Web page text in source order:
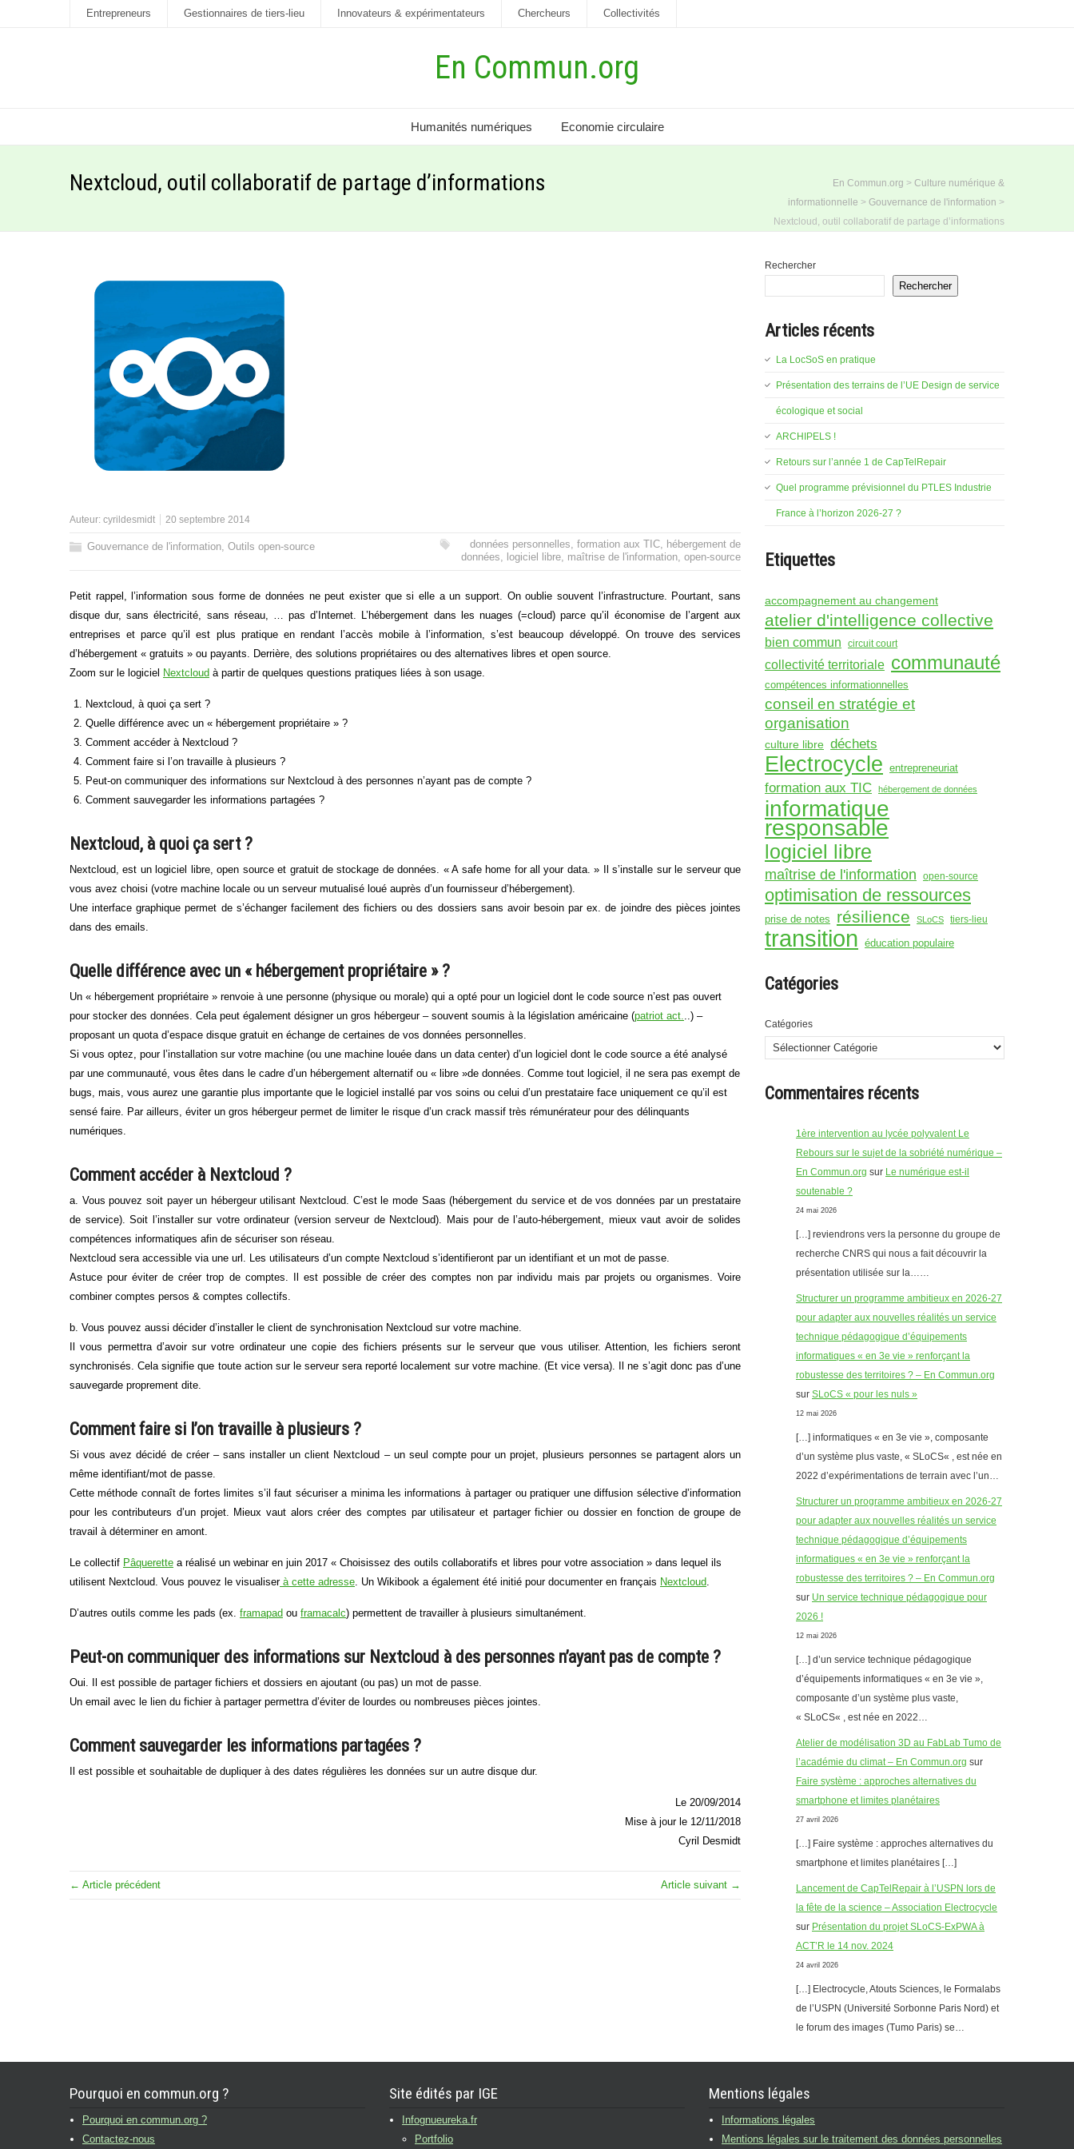
Entrepreneurs Gestionnaires de tiers-lieu Innovateurs & expérimentateurs Chercheurs Collectivités
En Commun.org
Humanités numériques Economie circulaire
Nextcloud, outil collaboratif de partage d’informations En Commun.org > Culture numérique &
informationnelle > Gouvernance de l'information >
Nextcloud, outil collaboratif de partage d’informations
Auteur: cyrildesmidt 20 septembre 2014
Gouvernance de l'information, Outils open-source données personnelles, formation aux TIC, hébergement de
données, logiciel libre, maîtrise de l'information, open-source
Petit rappel, l’information sous forme de données ne peut exister que si elle a un support. On oublie souvent l’infrastructure. Pourtant, sans
disque dur, sans électricité, sans réseau, … pas d’Internet. L’hébergement dans les nuages (=cloud) parce qu’il économise de l’argent aux
entreprises et parce qu’il est plus pratique en rendant l’accès mobile à l’information, s’est beaucoup développé. On trouve des services
d’hébergement « gratuits » ou payants. Derrière, des solutions propriétaires ou des alternatives libres et open source.
Zoom sur le logiciel Nextcloud à partir de quelques questions pratiques liées à son usage.
Nextcloud, à quoi ça sert ?
Quelle différence avec un « hébergement propriétaire » ?
Comment accéder à Nextcloud ?
Comment faire si l’on travaille à plusieurs ?
Peut-on communiquer des informations sur Nextcloud à des personnes n’ayant pas de compte ?
Comment sauvegarder les informations partagées ?
Nextcloud, à quoi ça sert ?
Nextcloud, est un logiciel libre, open source et gratuit de stockage de données. « A safe home for all your data. » Il s’installe sur le serveur que
vous avez choisi (votre machine locale ou un serveur mutualisé loué auprès d’un fournisseur d’hébergement).
Une interface graphique permet de s’échanger facilement des fichiers ou des dossiers sans avoir besoin par ex. de joindre des pièces jointes
dans des emails.
Quelle différence avec un « hébergement propriétaire » ?
Un « hébergement propriétaire » renvoie à une personne (physique ou morale) qui a opté pour un logiciel dont le code source n’est pas ouvert
pour stocker des données. Cela peut également désigner un gros hébergeur – souvent soumis à la législation américaine (patriot act...) –
proposant un quota d’espace disque gratuit en échange de certaines de vos données personnelles.
Si vous optez, pour l’installation sur votre machine (ou une machine louée dans un data center) d’un logiciel dont le code source a été analysé
par une communauté, vous êtes dans le cadre d’un hébergement alternatif ou « libre »de données. Comme tout logiciel, il ne sera pas exempt de
bugs, mais, vous aurez une garantie plus importante que le logiciel installé par vos soins ou celui d’un prestataire face uniquement ce qu’il est
sensé faire. Par ailleurs, éviter un gros hébergeur permet de limiter le risque d’un crack massif très rémunérateur pour des délinquants
numériques.
Comment accéder à Nextcloud ?
a. Vous pouvez soit payer un hébergeur utilisant Nextcloud. C’est le mode Saas (hébergement du service et de vos données par un prestataire
de service). Soit l’installer sur votre ordinateur (version serveur de Nextcloud). Mais pour de l’auto-hébergement, mieux vaut avoir de solides
compétences informatiques afin de sécuriser son réseau.
Nextcloud sera accessible via une url. Les utilisateurs d’un compte Nextcloud s’identifieront par un identifiant et un mot de passe.
Astuce pour éviter de créer trop de comptes. Il est possible de créer des comptes non par individu mais par projets ou organismes. Voire
combiner comptes persos & comptes collectifs.
b. Vous pouvez aussi décider d’installer le client de synchronisation Nextcloud sur votre machine.
Il vous permettra d’avoir sur votre ordinateur une copie des fichiers présents sur le serveur que vous utiliser. Attention, les fichiers seront
synchronisés. Cela signifie que toute action sur le serveur sera reporté localement sur votre machine. (Et vice versa). Il ne s’agit donc pas d’une
sauvegarde proprement dite.
Comment faire si l’on travaille à plusieurs ?
Si vous avez décidé de créer – sans installer un client Nextcloud – un seul compte pour un projet, plusieurs personnes se partagent alors un
même identifiant/mot de passe.
Cette méthode connaît de fortes limites s’il faut sécuriser a minima les informations à partager ou pratiquer une diffusion sélective d’information
pour les contributeurs d’un projet. Mieux vaut alors créer des comptes par utilisateur et partager fichier ou dossier en fonction de groupe de
travail à déterminer en amont.
Le collectif Pâquerette a réalisé un webinar en juin 2017 « Choisissez des outils collaboratifs et libres pour votre association » dans lequel ils
utilisent Nextcloud. Vous pouvez le visualiserà cette adresse. Un Wikibook a également été initié pour documenter en français Nextcloud.
D’autres outils comme les pads (ex. framapad ou framacalc) permettent de travailler à plusieurs simultanément.
Peut-on communiquer des informations sur Nextcloud à des personnes n’ayant pas de compte ?
Oui. Il est possible de partager fichiers et dossiers en ajoutant (ou pas) un mot de passe.
Un email avec le lien du fichier à partager permettra d’éviter de lourdes ou nombreuses pièces jointes.
Comment sauvegarder les informations partagées ?
Il est possible et souhaitable de dupliquer à des dates régulières les données sur un autre disque dur.
Le 20/09/2014
Mise à jour le 12/11/2018
Cyril Desmidt
← Article précédent Article suivant →
Rechercher
Rechercher
Articles récents
La LocSoS en pratique
Présentation des terrains de l’UE Design de service
écologique et social
ARCHIPELS !
Retours sur l’année 1 de CapTelRepair
Quel programme prévisionnel du PTLES Industrie
France à l’horizon 2026-27 ?
Etiquettes
accompagnement au changement
atelier d'intelligence collective
bien commun circuit court
collectivité territoriale communauté
compétences informationnelles
conseil en stratégie et
organisation
culture libre déchets
Electrocycle entrepreneuriat
formation aux TIC hébergement de données
informatique
responsable
logiciel libre
maîtrise de l'information open-source
optimisation de ressources
prise de notes résilience SLoCS tiers-lieu
transition éducation populaire
Catégories
Catégories
Commentaires récents
1ère intervention au lycée polyvalent Le
Rebours sur le sujet de la sobriété numérique –
En Commun.org sur Le numérique est-il
soutenable ?
24 mai 2026
[…] reviendrons vers la personne du groupe de
recherche CNRS qui nous a fait découvrir la
présentation utilisée sur la……
Structurer un programme ambitieux en 2026-27
pour adapter aux nouvelles réalités un service
technique pédagogique d’équipements
informatiques « en 3e vie » renforçant la
robustesse des territoires ? – En Commun.org
sur SLoCS « pour les nuls »
12 mai 2026
[…] informatiques « en 3e vie », composante
d’un système plus vaste, « SLoCS« , est née en
2022 d’expérimentations de terrain avec l’un…
Structurer un programme ambitieux en 2026-27
pour adapter aux nouvelles réalités un service
technique pédagogique d’équipements
informatiques « en 3e vie » renforçant la
robustesse des territoires ? – En Commun.org
sur Un service technique pédagogique pour
2026 !
12 mai 2026
[…] d’un service technique pédagogique
d’équipements informatiques « en 3e vie »,
composante d’un système plus vaste,
« SLoCS« , est née en 2022…
Atelier de modélisation 3D au FabLab Tumo de
l’académie du climat – En Commun.org sur
Faire système : approches alternatives du
smartphone et limites planétaires
27 avril 2026
[…] Faire système : approches alternatives du
smartphone et limites planétaires […]
Lancement de CapTelRepair à l’USPN lors de
la fête de la science – Association Electrocycle
sur Présentation du projet SLoCS-ExPWA à
ACT’R le 14 nov. 2024
24 avril 2026
[…] Electrocycle, Atouts Sciences, le Formalabs
de l’USPN (Université Sorbonne Paris Nord) et
le forum des images (Tumo Paris) se…
Pourquoi en commun.org ?
Pourquoi en commun.org ?
Contactez-nous
Site édités par IGE
Infognueureka.fr
Portfolio
Mentions légales
Informations légales
Mentions légales sur le traitement des données personnelles